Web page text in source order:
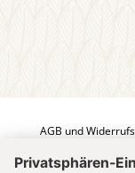
AGB und